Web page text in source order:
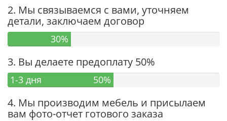
2. Мы связываемся с вами, уточняем
детали, заключаем договор
30%
3. Вы делаете предоплату 50%
1-3 дня 50%
4. Мы производим мебель и присылаем
вам фото-отчет готового заказа